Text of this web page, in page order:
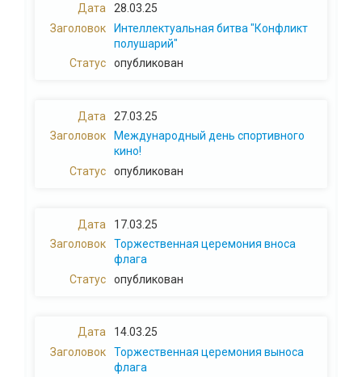
28.03.25
Интеллектуальная битва "Конфликт
полушарий"
опубликован
27.03.25
Международный день спортивного
кино!
опубликован
17.03.25
Торжественная церемония вноса
флага
опубликован
14.03.25
Торжественная церемония выноса
флага